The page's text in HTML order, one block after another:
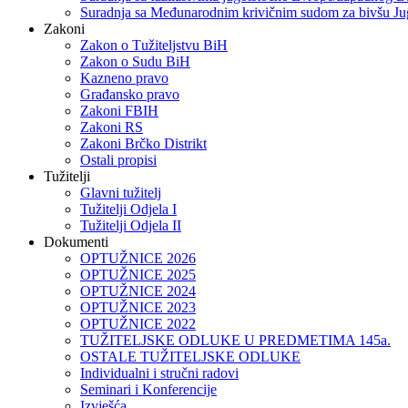
Suradnja sa Međunarodnim krivičnim sudom za bivšu
Zakoni
Zakon o Тužiteljstvu BiH
Zakon o Sudu BiH
Kazneno pravo
Građansko pravo
Zakoni FBIH
Zakoni RS
Zakoni Brčko Distrikt
Ostali propisi
Tužitelji
Glavni tužitelj
Tužitelji Odjela I
Tužitelji Odjela II
Dokumenti
OPTUŽNICE 2026
OPTUŽNICE 2025
OPTUŽNICE 2024
OPTUŽNICE 2023
OPTUŽNICE 2022
TUŽITELJSKE ODLUKE U PREDMETIMA 145a.
OSTALE TUŽITELJSKE ODLUKE
Individualni i stručni radovi
Seminari i Konferencije